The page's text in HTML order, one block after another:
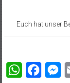
Euch hat unser